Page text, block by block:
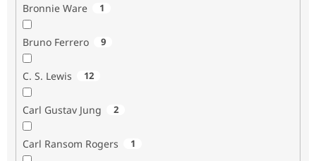
Bronnie Ware 1
Bruno Ferrero 9
C. S. Lewis 12
Carl Gustav Jung 2
Carl Ransom Rogers 1